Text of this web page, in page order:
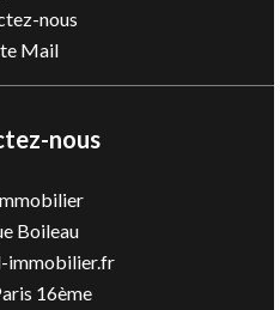
nous
Mail
nous
Boileau
immobilier.fr
16ème